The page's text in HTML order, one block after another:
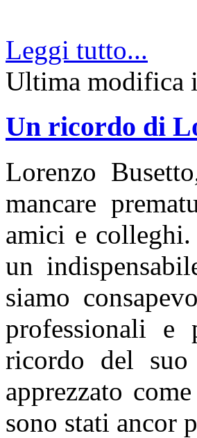
Leggi tutto...
Ultima modifica
Un ricordo di
Lorenzo
mancare
amici e
un
siamo
professionali e
ricordo del suo
apprezzato
sono stati ancor